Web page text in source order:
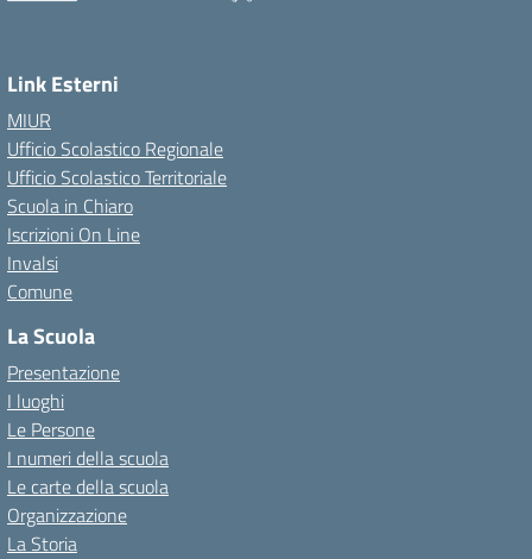
Link Esterni
MIUR
Ufficio Scolastico Regionale
Ufficio Scolastico Territoriale
Scuola in Chiaro
Iscrizioni On Line
Invalsi
Comune
La Scuola
Presentazione
I luoghi
Le Persone
I numeri della scuola
Le carte della scuola
Organizzazione
La Storia